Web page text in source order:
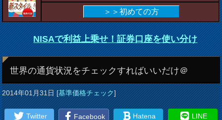
＞＞初めての方
NISAで利益上乗せ！証券口座を使い分け
世界の通貨状況をチェックすればいいだけ＠
2014年01月31日[基準価格チェック]
Twitter Facebook Hatena LINE